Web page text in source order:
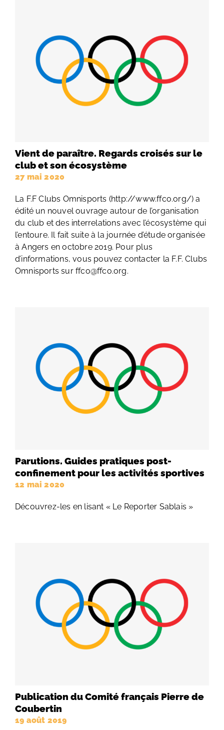
Vient de paraître. Regards croisés sur le
club et son écosystème
27 mai 2020
La F.F Clubs Omnisports (http://www.ffco.org/) a
édité un nouvel ouvrage autour de l’organisation
du club et des interrelations avec l’écosystème qui
l’entoure. Il fait suite à la journée d’étude organisée
à Angers en octobre 2019. Pour plus
d’informations, vous pouvez contacter la F.F. Clubs
Omnisports sur ffco@ffco.org.
Parutions. Guides pratiques post-
confinement pour les activités sportives
12 mai 2020
Découvrez-les en lisant « Le Reporter Sablais »
Publication du Comité français Pierre de
Coubertin
19 août 2019